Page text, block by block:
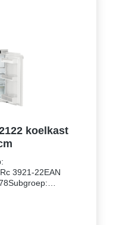
koelkast
3921-22EAN
deur-op-
102